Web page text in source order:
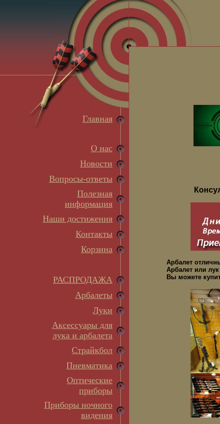
Главная
О нас
Новости
Вопросы-ответы
Полезная
информация
Наши достижения
Контакты
Корзина
РАСПРОДАЖА
Арбалеты
Луки
Аксессуары для
лука и арбалета
Страйкбол
Пневматика
Оптические
приборы
Приборы ночного
видения
Арбалет
Арбалет или
Вы можете